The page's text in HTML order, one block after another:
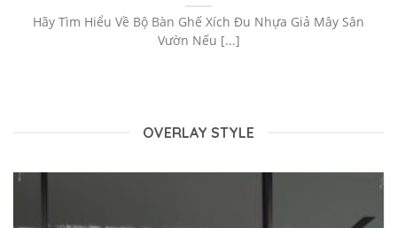
Hãy Tìm Hiểu Về Bộ Bàn Ghế Xích Đu Nhựa Giả Mây Sân
Vườn Nếu [...]
OVERLAY STYLE